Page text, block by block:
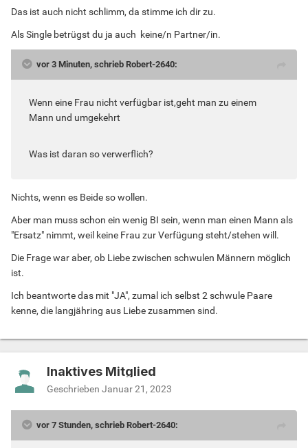
Das ist auch nicht schlimm, da stimme ich dir zu.
Als Single betrügst du ja auch keine/n Partner/in.
vor 3 Minuten, schrieb Robert-2640:
Wenn eine Frau nicht verfügbar ist,geht man zu einem
Mann und umgekehrt
Was ist daran so verwerflich?
Nichts, wenn es Beide so wollen.
Aber man muss schon ein wenig BI sein, wenn man einen Mann als
"Ersatz" nimmt, weil keine Frau zur Verfügung steht/stehen will.
Die Frage war aber, ob Liebe zwischen schwulen Männern möglich
ist.
Ich beantworte das mit "JA", zumal ich selbst 2 schwule Paare
kenne, die langjähring aus Liebe zusammen sind.
Inaktives Mitglied
Geschrieben Januar 21, 2023
vor 7 Stunden, schrieb Robert-2640: